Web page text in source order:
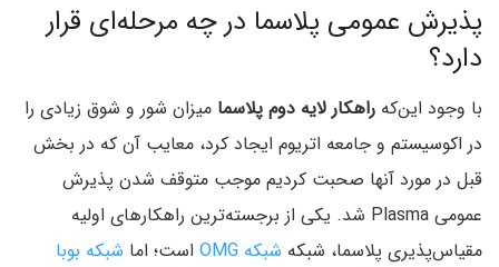
پذیرش عمومی پلاسما در چه مرحله‌ای قرار
دارد؟
با وجود این‌که راهکار لایه دوم پلاسما میزان شور و شوق زیادی را
در اکوسیستم و جامعه اتریوم ایجاد کرد‌، معایب آن که در بخش
قبل در مورد آنها صحبت کردیم موجب متوقف شدن پذیرش
عمومی Plasma شد. یکی از برجسته‌ترین راهکار‌های اولیه
مقیاس‌‌پذیری پلاسما‌، شبکه شبکه OMG‌ است؛ اما شبکه بوبا